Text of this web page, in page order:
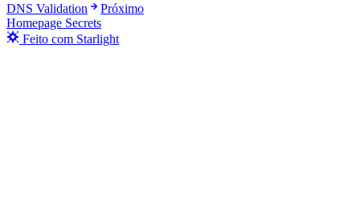
DNS Validation
Próximo
Homepage Secrets
Feito com Starlight